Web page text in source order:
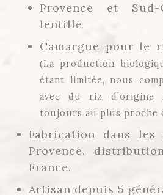
Provence et
lentille
Camargue pour le
(La production
étant limitée, nous
avec du riz d’origine
toujours au plus proche
Fabrication dans les
Provence,
France.
Artisan depuis 5